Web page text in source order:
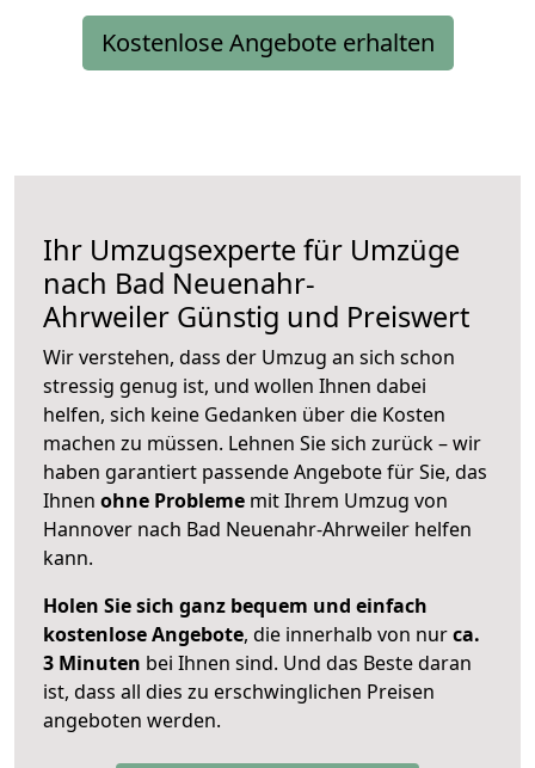
Kostenlose Angebote erhalten
Ihr Umzugsexperte für Umzüge
nach Bad Neuenahr-
Ahrweiler Günstig und Preiswert
Wir verstehen, dass der Umzug an sich schon
stressig genug ist, und wollen Ihnen dabei
helfen, sich keine Gedanken über die Kosten
machen zu müssen. Lehnen Sie sich zurück – wir
haben garantiert passende Angebote für Sie, das
Ihnen ohne Probleme mit Ihrem Umzug von
Hannover nach Bad Neuenahr-Ahrweiler helfen
kann.
Holen Sie sich ganz bequem und einfach
kostenlose Angebote, die innerhalb von nurca.
3 Minuten bei Ihnen sind. Und das Beste daran
ist, dass all dies zu erschwinglichen Preisen
angeboten werden.